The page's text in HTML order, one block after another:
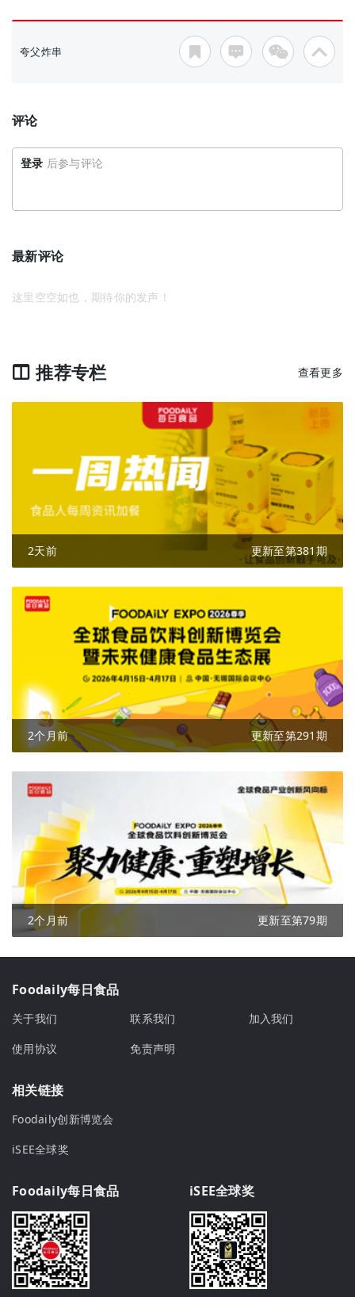
夸父炸串
评论
登录 后参与评论
最新评论
这里空空如也，期待你的发声！
推荐专栏 查看更多
2天前 更新至第381期
2个月前 更新至第291期
2个月前 更新至第79期
Foodaily每日食品
关于我们 联系我们
加入我们
使用协议
免责声明
相关链接
Foodaily创新博览会
iSEE全球奖
Foodaily每日食品 iSEE全球奖